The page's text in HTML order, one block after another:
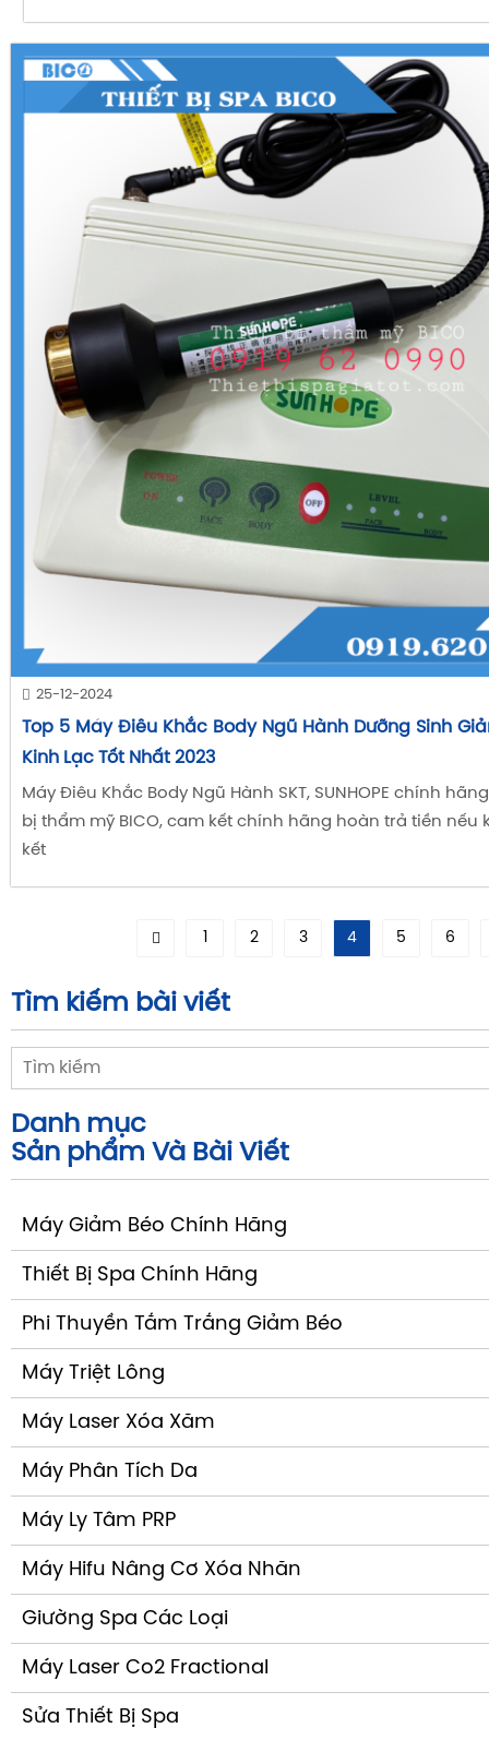
25-12-2024
Top 5 Máy Điêu Khắc Body Ngũ Hành Dưỡng Sinh
Kinh Lạc Tốt Nhất 2023
Máy Điêu Khắc Body Ngũ Hành SKT, SUNHOPE chính
bị thẩm mỹ BICO, cam kết chính hãng hoàn trả tiền nếu
kết
1 2 3 4 5 6
Tìm kiếm bài viết
Danh mục
Sản phẩm Và Bài Viết
Máy Giảm Béo Chính Hãng
Thiết Bị Spa Chính Hãng
Phi Thuyền Tắm Trắng Giảm Béo
Máy Triệt Lông
Máy Laser Xóa Xăm
Máy Phân Tích Da
Máy Ly Tâm PRP
Máy Hifu Nâng Cơ Xóa Nhăn
Giường Spa Các Loại
Máy Laser Co2 Fractional
Sửa Thiết Bị Spa